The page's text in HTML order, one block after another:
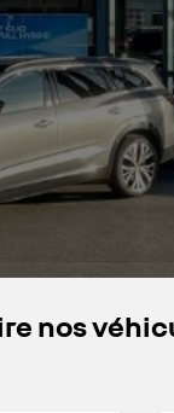
nos